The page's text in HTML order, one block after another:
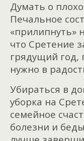
Думать о
Печальное
«прилипнуть»
что Сретение
грядущий год,
нужно в
Убираться в
уборка на
семейное
болезни и